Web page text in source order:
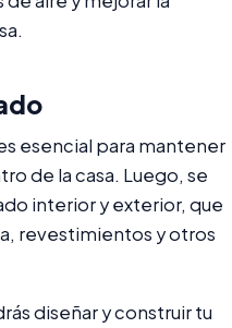
esencial para mantener
de la casa. Luego, se
interior y exterior, que
revestimientos y otros
diseñar y construir tu